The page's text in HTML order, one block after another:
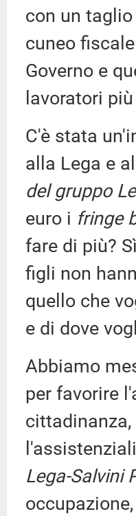
con un
cuneo
Governo e
lavoratori
C'è stata
alla Lega e
del gruppo
euro i fringe
fare di più?
figli non
quello che
e di dove
Abbiamo
per favorire
Lega-Salvini